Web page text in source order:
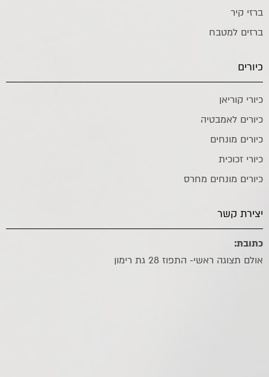
ברזי קיר
ברזים למטבח
כיורים
כיורי קוריאן
כיורים לאמבטיה
כיורים מונחים
כיורי זכוכית
כיורים מונחים מחרס
יצירת קשר
כתובת:
אולם תצוגה ראשי- התפוז 28 גת רימון